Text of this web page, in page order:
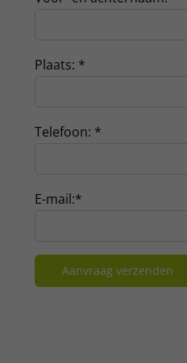
Plaats: *
Telefoon: *
E-mail:*